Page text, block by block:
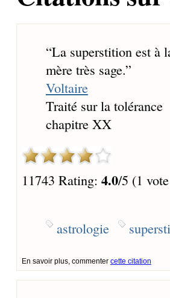
“La superstition est à
mère très sage.”
Voltaire
Traité sur la tolérance
chapitre XX
11743 Rating: 4.0/5 (1
astrologie
En savoir plus, commenter cette citation